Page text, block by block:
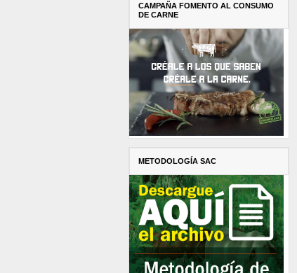
CAMPAÑA FOMENTO AL CONSUMO
DE CARNE
METODOLOGÍA SAC